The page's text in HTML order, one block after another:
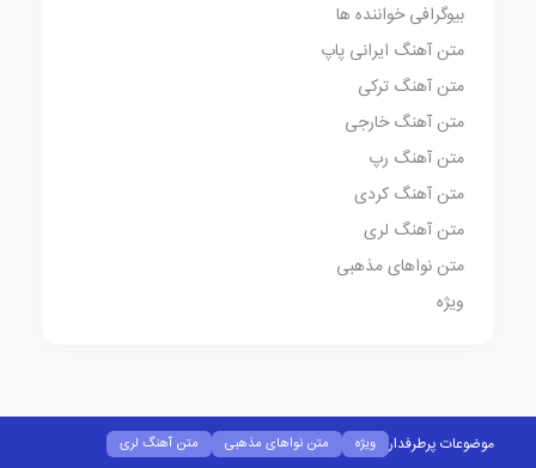
بیوگرافی خواننده ها
متن آهنگ ایرانی پاپ
متن آهنگ ترکی
متن آهنگ خارجی
متن آهنگ رپ
متن آهنگ کردی
متن آهنگ لری
متن نواهای مذهبی
ویژه
موضوعات پرطرفدار ویژه متن نواهای مذهبی
متن آهنگ لری